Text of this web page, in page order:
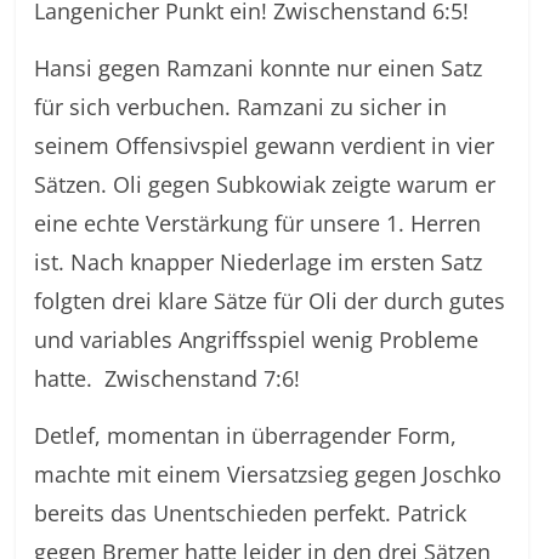
Langenicher Punkt ein! Zwischenstand 6:5!
Hansi gegen Ramzani konnte nur einen Satz
für sich verbuchen. Ramzani zu sicher in
seinem Offensivspiel gewann verdient in vier
Sätzen. Oli gegen Subkowiak zeigte warum er
eine echte Verstärkung für unsere 1. Herren
ist. Nach knapper Niederlage im ersten Satz
folgten drei klare Sätze für Oli der durch gutes
und variables Angriffsspiel wenig Probleme
hatte. Zwischenstand 7:6!
Detlef, momentan in überragender Form,
machte mit einem Viersatzsieg gegen Joschko
bereits das Unentschieden perfekt. Patrick
gegen Bremer hatte leider in den drei Sätzen